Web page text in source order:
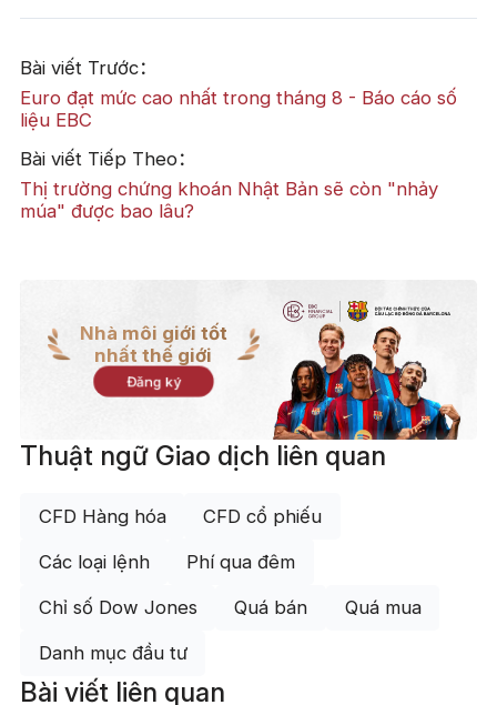
Bài viết Trước：
Euro đạt mức cao nhất trong tháng 8 - Báo cáo số
liệu EBC
Bài viết Tiếp Theo：
Thị trường chứng khoán Nhật Bản sẽ còn "nhảy
múa" được bao lâu?
Nhà môi giới tốt
nhất thế giới
Đăng ký
Thuật ngữ Giao dịch liên quan
CFD Hàng hóa CFD cổ phiếu
Các loại lệnh Phí qua đêm
Chỉ số Dow Jones Quá bán Quá mua
Danh mục đầu tư
Bài viết liên quan